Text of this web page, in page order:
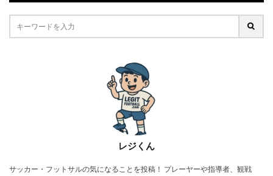
レジくん
サッカー・フットサルの気になることを投稿！ プレーヤーや指導者、観戦